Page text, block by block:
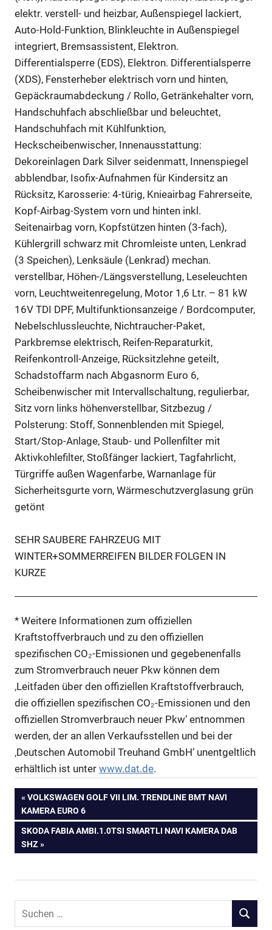
elektr. verstell- und heizbar, Außenspiegel lackiert,
Auto-Hold-Funktion, Blinkleuchte in Außenspiegel
integriert, Bremsassistent, Elektron.
Differentialsperre (EDS), Elektron. Differentialsperre
(XDS), Fensterheber elektrisch vorn und hinten,
Gepäckraumabdeckung / Rollo, Getränkehalter vorn,
Handschuhfach abschließbar und beleuchtet,
Handschuhfach mit Kühlfunktion,
Heckscheibenwischer, Innenausstattung:
Dekoreinlagen Dark Silver seidenmatt, Innenspiegel
abblendbar, Isofix-Aufnahmen für Kindersitz an
Rücksitz, Karosserie: 4-türig, Knieairbag Fahrerseite,
Kopf-Airbag-System vorn und hinten inkl.
Seitenairbag vorn, Kopfstützen hinten (3-fach),
Kühlergrill schwarz mit Chromleiste unten, Lenkrad
(3 Speichen), Lenksäule (Lenkrad) mechan.
verstellbar, Höhen-/Längsverstellung, Leseleuchten
vorn, Leuchtweitenregelung, Motor 1,6 Ltr. – 81 kW
16V TDI DPF, Multifunktionsanzeige / Bordcomputer,
Nebelschlussleuchte, Nichtraucher-Paket,
Parkbremse elektrisch, Reifen-Reparaturkit,
Reifenkontroll-Anzeige, Rücksitzlehne geteilt,
Schadstoffarm nach Abgasnorm Euro 6,
Scheibenwischer mit Intervallschaltung, regulierbar,
Sitz vorn links höhenverstellbar, Sitzbezug /
Polsterung: Stoff, Sonnenblenden mit Spiegel,
Start/Stop-Anlage, Staub- und Pollenfilter mit
Aktivkohlefilter, Stoßfänger lackiert, Tagfahrlicht,
Türgriffe außen Wagenfarbe, Warnanlage für
Sicherheitsgurte vorn, Wärmeschutzverglasung grün
getönt
SEHR SAUBERE FAHRZEUG MIT
WINTER+SOMMERREIFEN BILDER FOLGEN IN
KURZE
* Weitere Informationen zum offiziellen
Kraftstoffverbrauch und zu den offiziellen
spezifischen CO₂-Emissionen und gegebenenfalls
zum Stromverbrauch neuer Pkw können dem
‚Leitfaden über den offiziellen Kraftstoffverbrauch,
die offiziellen spezifischen CO₂-Emissionen und den
offiziellen Stromverbrauch neuer Pkw‘ entnommen
werden, der an allen Verkaufsstellen und bei der
‚Deutschen Automobil Treuhand GmbH‘ unentgeltlich
erhältlich ist unter www.dat.de.
Beitragsnavigation
VORHERIGER
BEITRAG:
VOLKSWAGEN GOLF VII LIM. TRENDLINE BMT NAVI
KAMERA EURO 6
NÄCHSTER
BEITRAG:
SKODA FABIA AMBI.1.0TSI SMARTLI NAVI KAMERA DAB
SHZ
Suchen
SUCHEN